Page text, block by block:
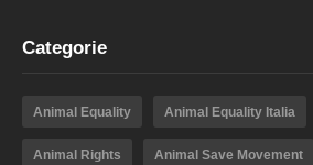
Categorie
Animal Equality Animal Equality Italia
Animal Rights Animal Save Movement